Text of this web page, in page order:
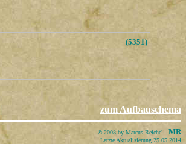
(5351)
zum Aufbauschema
©2008 by Marcus Reichel MR
Letzte Aktualisierung 25.05.2014